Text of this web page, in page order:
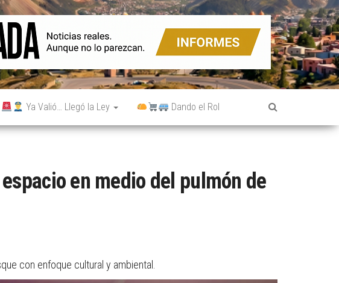
Ya Valió… Llegó la Ley Dando el Rol
en medio del pulmón de
con enfoque cultural y ambiental.